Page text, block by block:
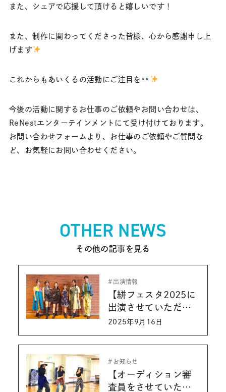
また、シェアで応援して頂けると嬉しいです！
また、制作に関わってくださった皆様、心から感謝申し上
げます
これからもあいくるの活動にご注目を
今後の活動に関するお仕事のご依頼やお問い合わせは、
ReNestエンターテインメントにて受け付けております。
お問い合わせフォームより、お仕事のご依頼やご質問な
ど、お気軽にお問い合わせください。
OTHER NEWS
その他の記事を見る
出演情報
【絣フェスタ2025に
出演させていただき
ました！】
2025年9月16日
お知らせ
【オーディション審
査員をさせていただ